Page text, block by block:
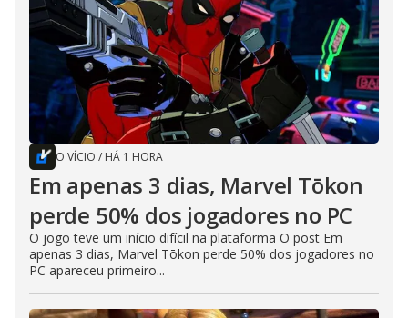
O VÍCIO / HÁ 1 HORA
Em apenas 3 dias, Marvel Tōkon
perde 50% dos jogadores no PC
O jogo teve um início difícil na plataforma O post Em
apenas 3 dias, Marvel Tōkon perde 50% dos jogadores no
PC apareceu primeiro...